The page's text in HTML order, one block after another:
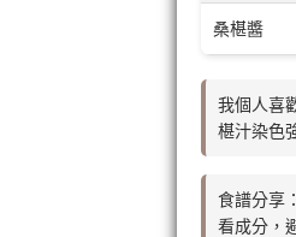
桑椹醬
我個人喜
椹汁染色
食譜分享
看成分，